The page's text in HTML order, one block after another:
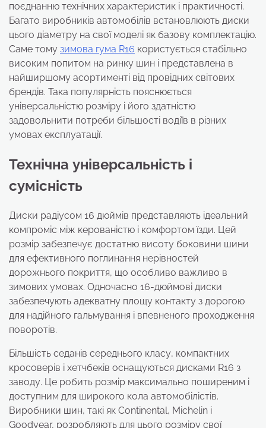
поєднанню технічних характеристик і практичності.
Багато виробників автомобілів встановлюють диски
цього діаметру на свої моделі як базову комплектацію.
Саме тому зимова гума R16 користується стабільно
високим попитом на ринку шин і представлена в
найширшому асортименті від провідних світових
брендів. Така популярність пояснюється
універсальністю розміру і його здатністю
задовольнити потреби більшості водіїв в різних
умовах експлуатації.
Технічна універсальність і
сумісність
Диски радіусом 16 дюймів представляють ідеальний
компроміс між керованістю і комфортом їзди. Цей
розмір забезпечує достатню висоту боковини шини
для ефективного поглинання нерівностей
дорожнього покриття, що особливо важливо в
зимових умовах. Одночасно 16-дюймові диски
забезпечують адекватну площу контакту з дорогою
для надійного гальмування і впевненого проходження
поворотів.
Більшість седанів середнього класу, компактних
кросоверів і хетчбеків оснащуються дисками R16 з
заводу. Це робить розмір максимально поширеним і
доступним для широкого кола автомобілістів.
Виробники шин, такі як Continental, Michelin і
Goodyear, розробляють для цього розміру свої